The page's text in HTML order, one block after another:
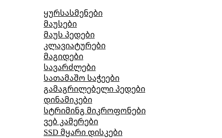
ყურსასმენები
მაუსები
მაუს პედები
კლავიატურები
მაგიდები
სავარძლები
სათამაშო საჭეები
გამაგრილებელი პედები
დინამიკები
სტრიმინგ მიკროფონები
ვებ კამერები
SSD მყარი დისკები